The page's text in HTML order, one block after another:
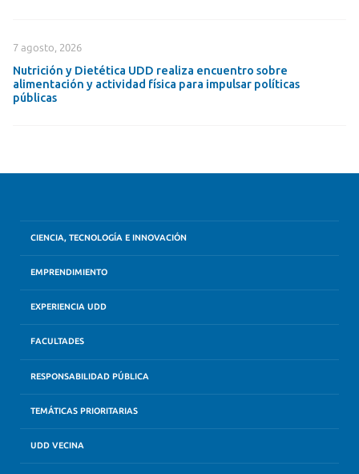
7 agosto, 2026
Nutrición y Dietética UDD realiza encuentro sobre
alimentación y actividad física para impulsar políticas
públicas
CIENCIA, TECNOLOGÍA E INNOVACIÓN
EMPRENDIMIENTO
EXPERIENCIA UDD
FACULTADES
RESPONSABILIDAD PÚBLICA
TEMÁTICAS PRIORITARIAS
UDD VECINA